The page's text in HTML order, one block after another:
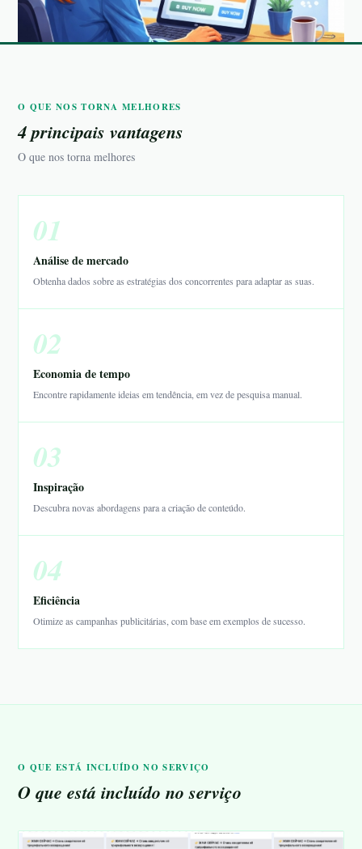
O QUE NOS TORNA MELHORES
4 principais vantagens
O que nos torna melhores
01
Análise de mercado
Obtenha dados sobre as estratégias dos concorrentes para adaptar as suas.
02
Economia de tempo
Encontre rapidamente ideias em tendência, em vez de pesquisa manual.
03
Inspiração
Descubra novas abordagens para a criação de conteúdo.
04
Eficiência
Otimize as campanhas publicitárias, com base em exemplos de sucesso.
O QUE ESTÁ INCLUÍDO NO SERVIÇO
O que está incluído no serviço